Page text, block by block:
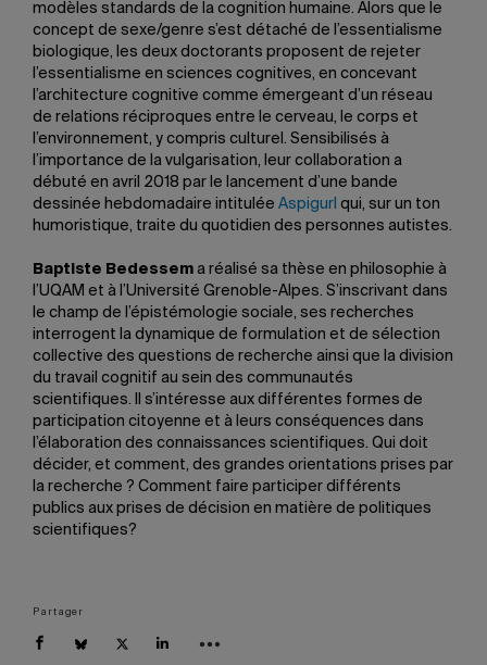
modèles standards de la cognition humaine. Alors que le
concept de sexe/genre s’est détaché de l’essentialisme
biologique, les deux doctorants proposent de rejeter
l’essentialisme en sciences cognitives, en concevant
l’architecture cognitive comme émergeant d’un réseau
de relations réciproques entre le cerveau, le corps et
l’environnement, y compris culturel. Sensibilisés à
l’importance de la vulgarisation, leur collaboration a
débuté en avril 2018 par le lancement d’une bande
dessinée hebdomadaire intitulée Aspigurl qui, sur un ton
humoristique, traite du quotidien des personnes autistes.
Baptiste Bedessem a réalisé sa thèse en philosophie à
l’UQAM et à l’Université Grenoble-Alpes. S’inscrivant dans
le champ de l’épistémologie sociale, ses recherches
interrogent la dynamique de formulation et de sélection
collective des questions de recherche ainsi que la division
du travail cognitif au sein des communautés
scientifiques. Il s’intéresse aux différentes formes de
participation citoyenne et à leurs conséquences dans
l’élaboration des connaissances scientifiques. Qui doit
décider, et comment, des grandes orientations prises par
la recherche ? Comment faire participer différents
publics aux prises de décision en matière de politiques
scientifiques?
Partager